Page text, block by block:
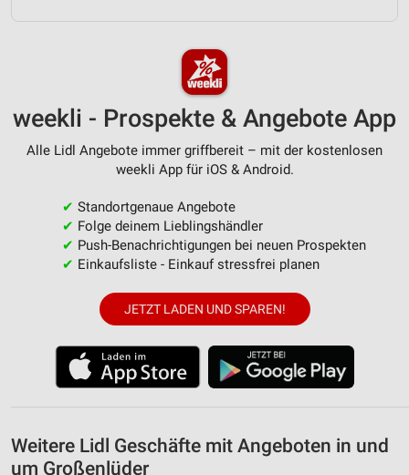
weekli - Prospekte & Angebote App
Alle Lidl Angebote immer griffbereit – mit der kostenlosen
weekli App für iOS & Android.
✔ Standortgenaue Angebote
✔ Folge deinem Lieblingshändler
✔ Push-Benachrichtigungen bei neuen Prospekten
✔ Einkaufsliste - Einkauf stressfrei planen
JETZT LADEN UND SPAREN!
Weitere Lidl Geschäfte mit Angeboten in und
um Großenlüder
Messung der Performance von Inhalten
Analyse von Zielgruppen durch Statistiken oder
Kombinationen von Daten aus verschiedenen
Quellen
Verwendung reduzierter Daten zur Auswahl von
Inhalten
IAB-Besonderheiten:
Verwendung genauer Standortdaten
Informationen identifizieren
Nicht-IAB-Verarbeitungszwecke:
Performance